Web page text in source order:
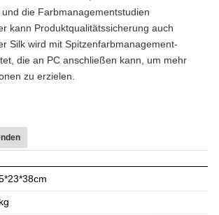
die Farbmanagementstudien
kann Produktqualitätssicherung auch
Silk wird mit Spitzenfarbmanagement-
die an PC anschließen kann, um mehr
zu erzielen.